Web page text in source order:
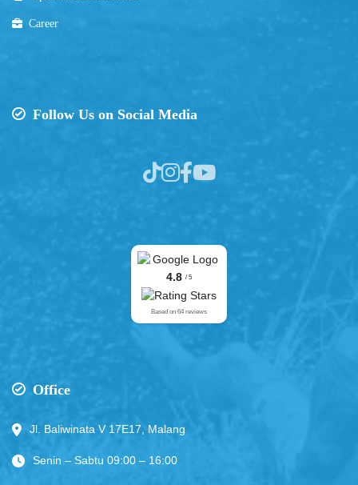
Career
Follow Us on Social Media
4.8 / 5
Based on 64 reviews
Office
Jl. Baliwinata V 17E17, Malang
Senin – Sabtu 09:00 – 16:00